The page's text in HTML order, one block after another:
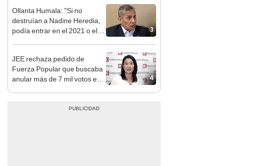
3
Ollanta Humala: "Si no
destruían a Nadine Heredia,
podía entrar en el 2021 o el
4
JEE rechaza pedido de
Fuerza Popular que buscaba
anular más de 7 mil votos en